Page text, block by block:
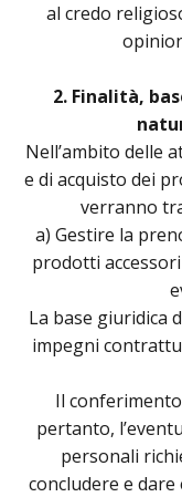
al credo
2. Finalità,
Nell’ambito delle
e di acquisto dei
verranno
a) Gestire la
prodotti
La base giuridica
impegni
Il
pertanto,
personali
concludere e